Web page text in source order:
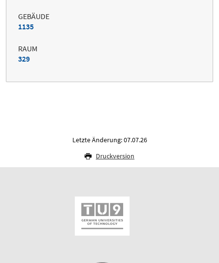
GEBÄUDE
1135
RAUM
329
Letzte Änderung: 07.07.26
Druckversion